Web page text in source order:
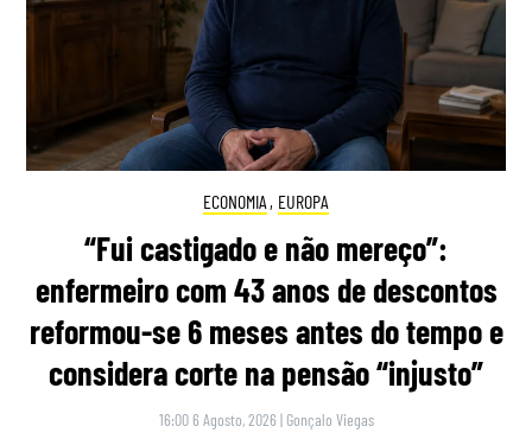
ECONOMIA , EUROPA
“Fui castigado e não mereço”:
enfermeiro com 43 anos de descontos
reformou-se 6 meses antes do tempo e
considera corte na pensão “injusto”
16:00 6 Agosto, 2026 | Gonçalo Viegas